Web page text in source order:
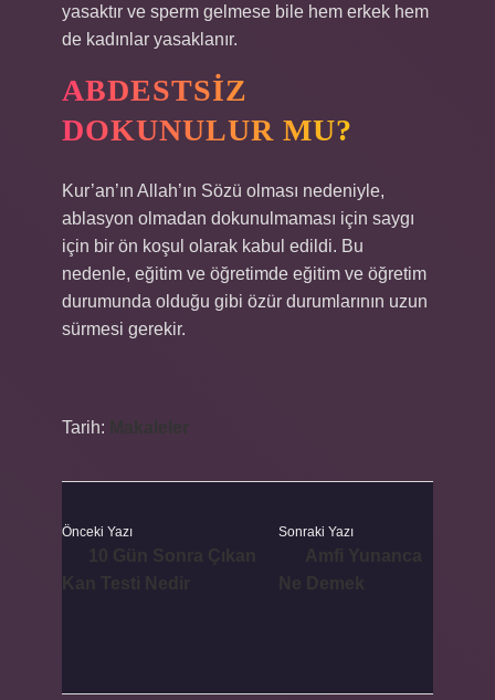
yasaktır ve sperm gelmese bile hem erkek hem
de kadınlar yasaklanır.
ABDESTSIZ
DOKUNULUR MU?
Kur’an’ın Allah’ın Sözü olması nedeniyle,
ablasyon olmadan dokunulmaması için saygı
için bir ön koşul olarak kabul edildi. Bu
nedenle, eğitim ve öğretimde eğitim ve öğretim
durumunda olduğu gibi özür durumlarının uzun
sürmesi gerekir.
Tarih:
Önceki Yazı Sonraki Yazı